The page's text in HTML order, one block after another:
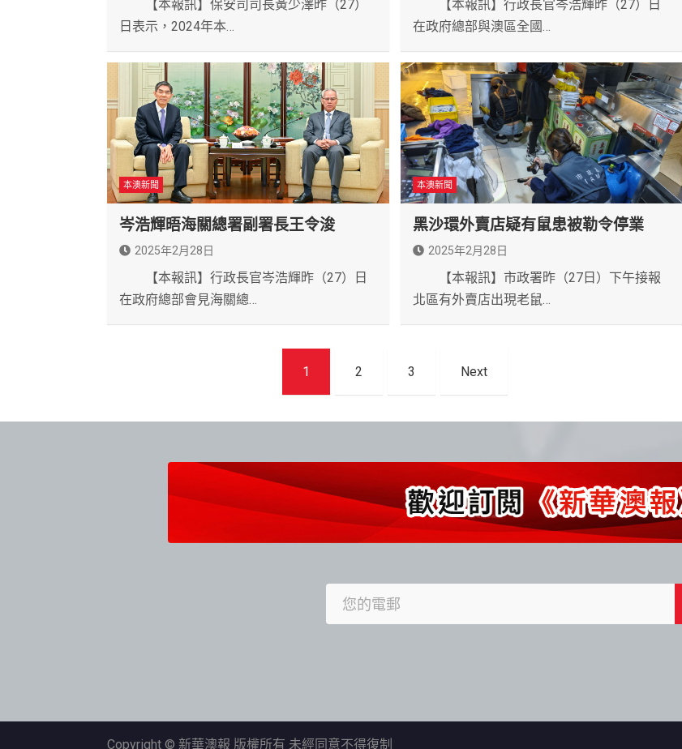
【本報訊】保安司司長黃少澤昨（27）
日表示，2024年本…
【本報訊】行政長官岑浩輝昨（27）日
在政府總部與澳區全國…
本澳新聞
岑浩輝晤海關總署副署長王令浚
2025年2月28日
【本報訊】行政長官岑浩輝昨（27）日
在政府總部會見海關總…
本澳新聞
黑沙環外賣店疑有鼠患被勒令停業
2025年2月28日
【本報訊】市政署昨（27日）下午接報
北區有外賣店出現老鼠…
導
1 2 3 Next
Copyright © 新華澳報 版權所有 未經同意不得復制